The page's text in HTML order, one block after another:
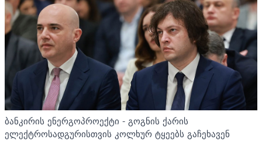
ბანკირის ენერგოპროექტი - გოგნის ქარის
ელექტროსადგურისთვის კოლხურ ტყეებს გაჩეხავენ